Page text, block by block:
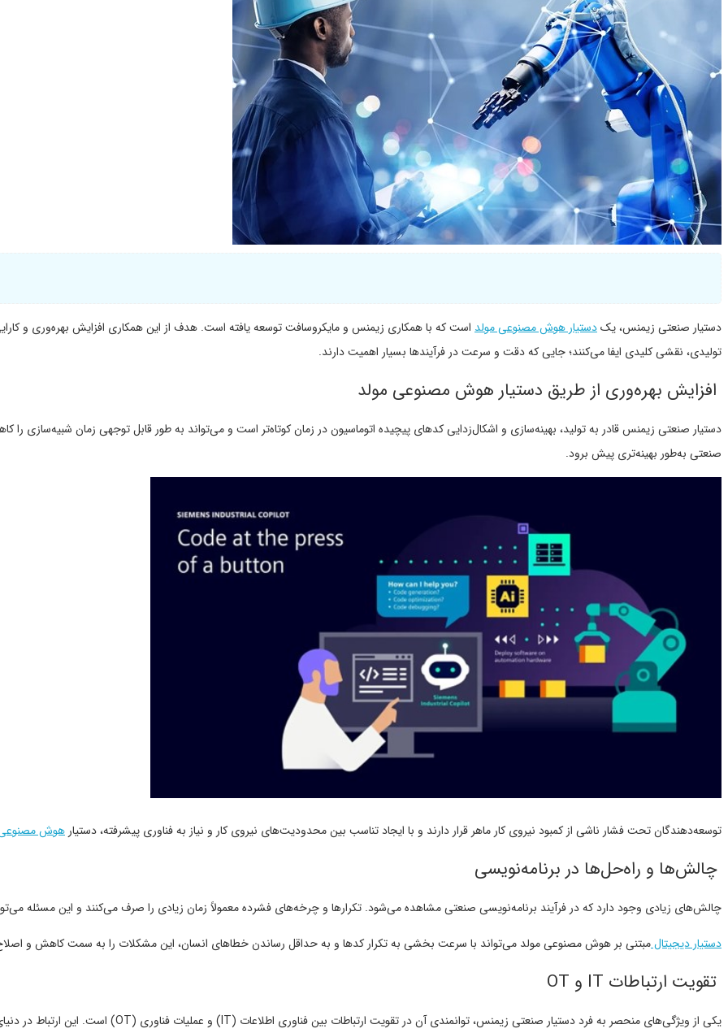
دستیار صنعتی زیمنس، یکدستیار هوش مصنوعی مولد است که با همکاری زیمنس و مایکروسافت توسعه یافته است. هدف از این همکاری افزایش بهره‌وری و
تولیدی، نقشی کلیدی ایفا می‌کنند؛ جایی که دقت و سرعت در فرآیندها بسیار اهمیت دارند.
افزایش بهره‌وری از طریق دستیار هوش مصنوعی مولد
دستیار صنعتی زیمنس قادر به تولید، بهینه‌سازی و اشکال‌زدایی کدهای پیچیده اتوماسیون در زمان کوتاه‌تر است و می‌تواند به طور قابل توجهی زمان شبیه‌سازی را
صنعتی به‌طور بهینه‌تری پیش برود.
توسعه‌دهندگان تحت فشار ناشی از کمبود نیروی کار ماهر قرار دارند و با ایجاد تناسب بین محدودیت‌های نیروی کار و نیاز به فناوری پیشرفته، دستیار هوش
چالش‌ها و راه‌حل‌ها در برنامه‌نویسی
چالش‌های زیادی وجود دارد که در فرآیند برنامه‌نویسی صنعتی مشاهده می‌شود. تکرارها و چرخه‌های فشرده معمولاً زمان زیادی را صرف می‌کنند و این مسئله
دستیار دیجیتالمبتنی بر هوش مصنوعی مولد می‌تواند با سرعت بخشی به تکرار کدها و به حداقل رساندن خطاهای انسان، این مشکلات را به سمت کاهش و اصلاح
تقویت ارتباطات IT و OT
یکی از ویژگی‌های منحصر به فرد دستیار صنعتی زیمنس، توانمندی آن در تقویت ارتباطات بین فناوری اطلاعات (IT) و عملیات فناوری (OT) است. این ارتباط در دنیای صنعتی امروز از اهمیت زیادی برخوردار است و دستیار هوش مصنوعی مولد زیمنس به عنوان پلی در این زمینه عمل می‌کند. این دستیار از طریق پروسه‌های پردازش زبان طبیعی، تعاملات مؤثری با مهندسان و برنامه‌نویسان برقرار می‌کند و به تبادل اطلاعات و دانش کمک می‌کند.